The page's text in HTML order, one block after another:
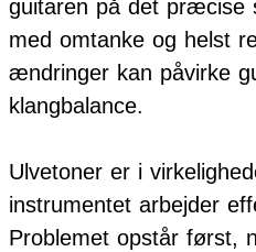
guitaren på det præcise
med omtanke og helst
ændringer kan påvirke
klangbalance.
Ulvetoner er i
instrumentet arbejder
Problemet opstår først,